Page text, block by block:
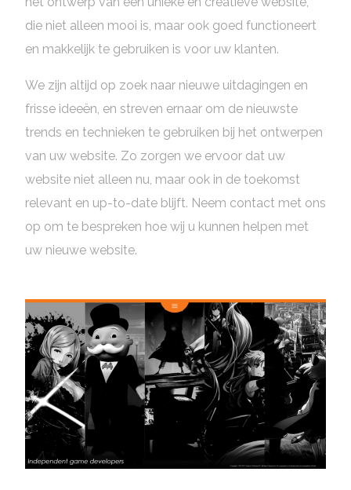
die niet alleen mooi is, maar ook goed functioneert
en makkelijk te gebruiken is voor uw klanten.
We zijn altijd op zoek naar nieuwe uitdagingen en
frisse ideeën, en streven ernaar om de nieuwste
trends en technieken te gebruiken bij het ontwerpen
van uw website. Zo zorgen we ervoor dat uw
website niet alleen nu, maar ook in de toekomst
relevant en up-to-date blijft. Neem contact met ons
op om te bespreken hoe wij u kunnen helpen met
uw nieuwe website.